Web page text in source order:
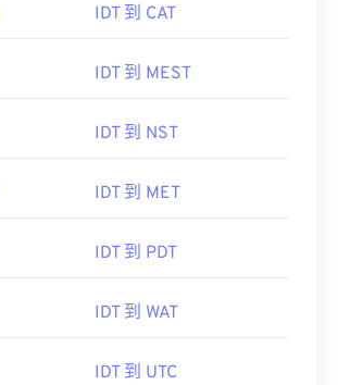
IDT 到 CAT
IDT 到 MEST
IDT 到 NST
IDT 到 MET
IDT 到 PDT
IDT 到 WAT
IDT 到 UTC